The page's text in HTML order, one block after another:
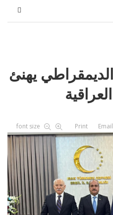
يهنئ
font size
Print Email